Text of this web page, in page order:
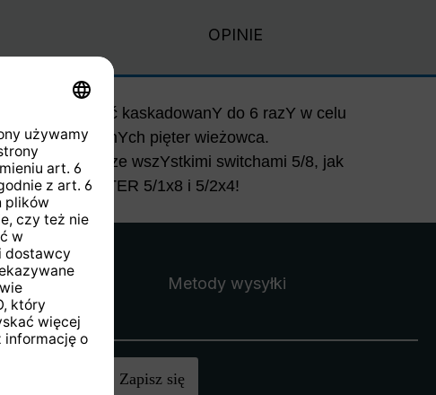
OPINIE
4/2A może bYć kaskadowanY do 6 razY w celu
np. do kolejnYch pięter wieżowca.
bYć łączonY ze wszYstkimi switchami 5/8, jak
TECHNIROUTER 5/1x8 i 5/2x4!
Metody wysyłki
Zapisz się